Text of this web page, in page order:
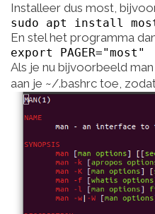
Installeer dus most,
sudo apt install
En stel het programma
export PAGER="most"
Als je nu bijvoorbeeld
aan je ~/.bashrc toe,